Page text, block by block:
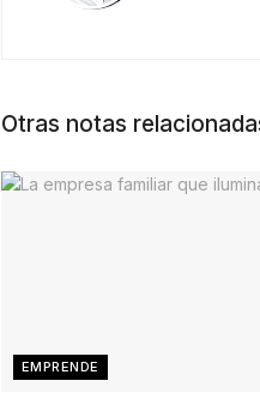
Otras notas
EMPRENDE